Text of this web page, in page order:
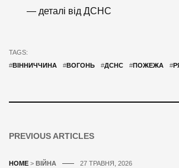
— деталі від ДСНС
TAGS:
#ВІННИЧЧИНА #ВОГОНЬ #ДСНС #ПОЖЕЖА #
PREVIOUS ARTICLES
HOME > ВІЙНА 27 ТРАВНЯ, 2026